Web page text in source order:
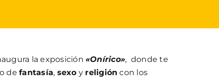
la exposición «Onírico», donde te
defantasía, sexo y religión con los